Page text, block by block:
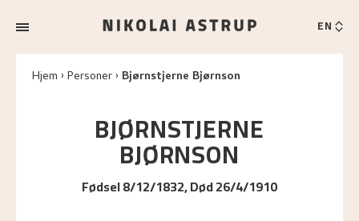
EN
Hjem Personer Bjørnstjerne Bjørnson
BJØRNSTJERNE
BJØRNSON
Fødsel 8/12/1832, Død 26/4/1910